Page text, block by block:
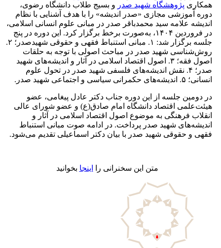
همکاری پژوهشگاه شهید صدر و بسیج طلاب دانشگاه رضوی،
دوره آموزشی مجازی «صدر اندیشه» را با هدف آشنایی با نظام
اندیشه علامه سید محمدباقر صدر در مبانی علوم انسانی اسلامی،
در فروردین ١۴٠۴، به‌صورت برخط برگزار کرد. این دوره در پنج
جلسه برگزار شد: ١. مبانی استنباط فقهی و حقوقی شهیدصدر؛ ٢.
روش‌شناسی شهید صدر در مباحث اصولی با توجه به حلقات
اصول فقه؛ ٣. اصول اقتصاد اسلامی در آثار و اندیشه‌های شهید
صدر؛ ۴. نقش اندیشه‌های فلسفی شهید صدر در تحول علوم
انسانی؛ ۵. اندیشه‌های حکمرانی سیاسی و اجتماعی شهید صدر.
در دومین جلسه از این دوره جناب دکتر عادل پیغامی، عضو
هیئت‌علمی اقتصاد دانشگاه امام صادق(ع) و عضو شورای عالی
انقلاب فرهنگی به موضوع اصول اقتصاد اسلامی در آثار و
اندیشه‌های شهید صدر پرداخت. در ادامه صوت مبانی استنباط
فقهی و حقوقی شهید صدر با بیان دکتر اسماعیلی تقدیم می‌شود.
متن این سخنرانی را اینجا بخوانید